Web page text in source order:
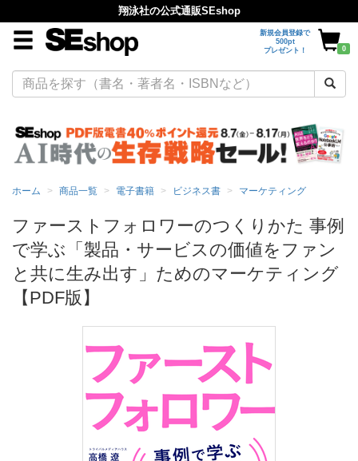
翔泳社の公式通販SEshop
新規会員登録で
500pt
プレゼント！
0
ホーム 商品一覧 電子書籍 ビジネス書 マーケティング
ファーストフォロワーのつくりかた 事例
で学ぶ「製品・サービスの価値をファン
と共に生み出す」ためのマーケティング
【PDF版】